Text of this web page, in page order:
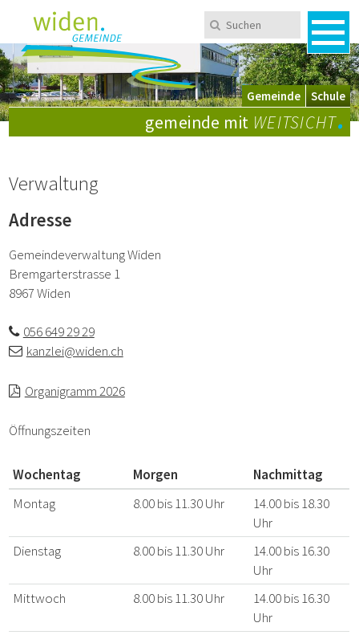
Navigieren in Widen
Schnellnavigation
Metanavigation
Suchbegriff
Suchen
Mobile Navigation
Wechsel zwischen Gemeinde und Schule Gemeinde Schule
gemeinde mit WEITSICHT.
Verwaltung
Adresse
Gemeindeverwaltung Widen
Bremgarterstrasse 1
8967 Widen
056 649 29 29
kanzlei@widen.ch
Organigramm 2026
Öffnungszeiten
Wochentag Morgen
Nachmittag
Montag
8.00 bis 11.30 Uhr
14.00 bis 18.30
Uhr
Dienstag
8.00 bis 11.30 Uhr
14.00 bis 16.30
Uhr
Mittwoch
8.00 bis 11.30 Uhr
14.00 bis 16.30
Uhr